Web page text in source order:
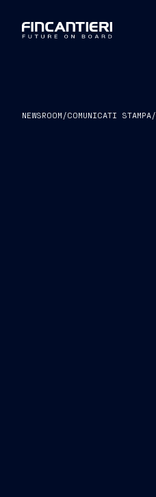
NEWSROOM /COMUNICATI STAMPA/